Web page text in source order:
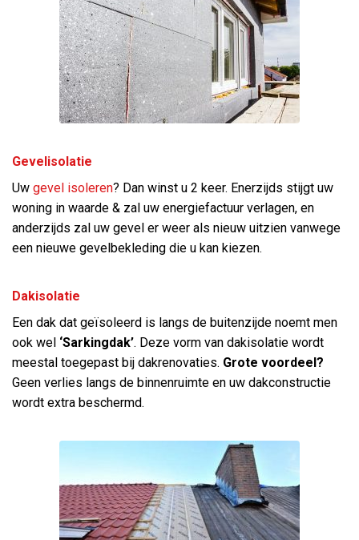
Gevelisolatie
Uw gevel isoleren? Dan winst u 2 keer. Enerzijds stijgt uw
woning in waarde & zal uw energiefactuur verlagen, en
anderzijds zal uw gevel er weer als nieuw uitzien vanwege
een nieuwe gevelbekleding die u kan kiezen.
Dakisolatie
Een dak dat geïsoleerd is langs de buitenzijde noemt men
ook wel ‘Sarkingdak’. Deze vorm van dakisolatie wordt
meestal toegepast bij dakrenovaties. Grote voordeel?
Geen verlies langs de binnenruimte en uw dakconstructie
wordt extra beschermd.